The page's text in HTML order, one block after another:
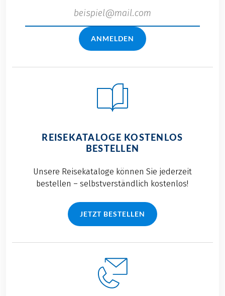
ANMELDEN
REISEKATALOGE KOSTENLOS
BESTELLEN
Unsere Reisekataloge können Sie jederzeit
bestellen – selbstverständlich kostenlos!
JETZT BESTELLEN